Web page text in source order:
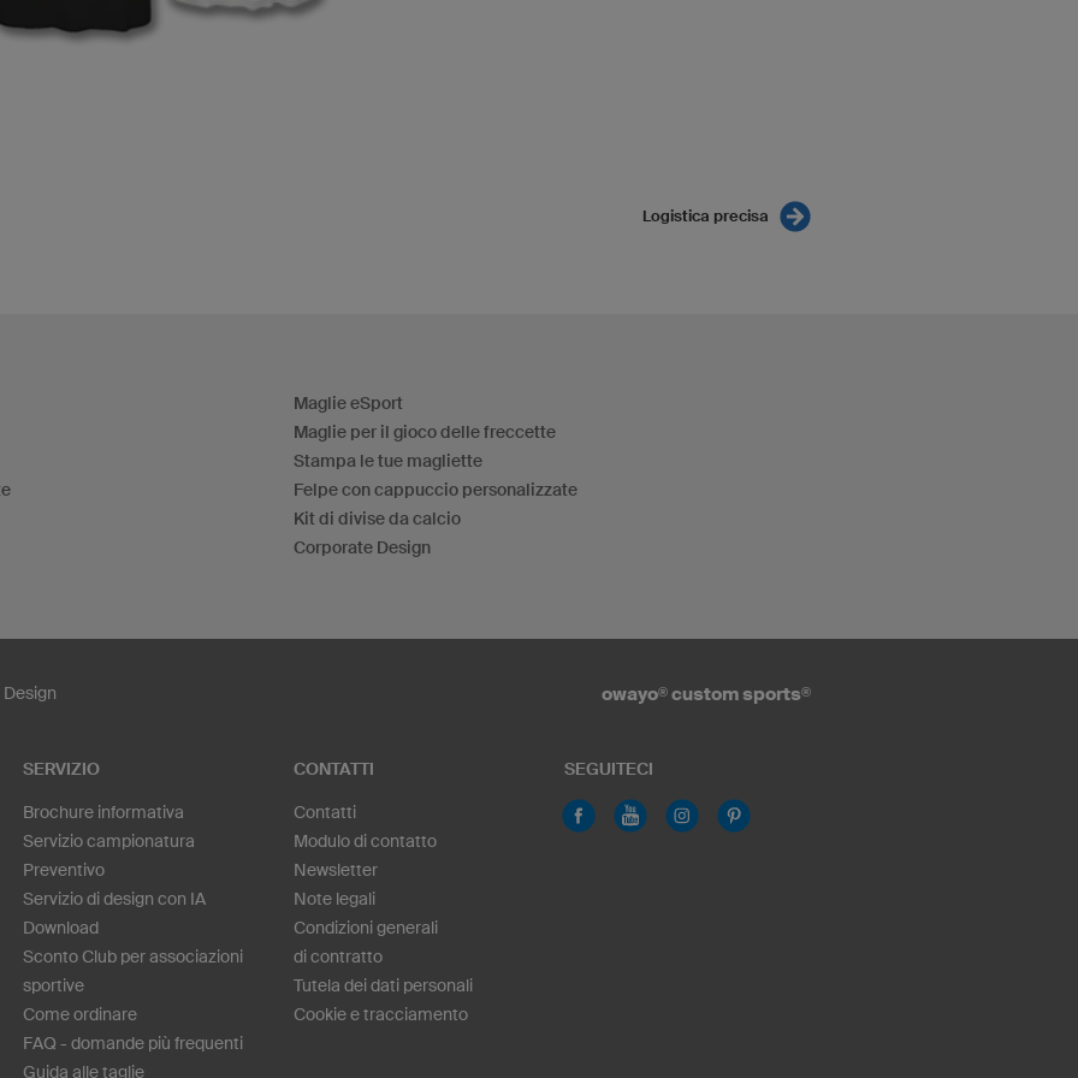
Logistica precisa
Maglie eSport
Maglie per il gioco delle freccette
Stampa le tue magliette
Felpe con cappuccio personalizzate
Kit di divise da calcio
Corporate Design
Design owayo® custom sports®
SERVIZIO
Brochure informativa
Servizio campionatura
Preventivo
Servizio di design con IA
Download
Sconto Club per associazioni
sportive
Come ordinare
FAQ - domande più frequenti
Guida alle taglie
CONTATTI
Contatti
Modulo di contatto
Newsletter
Note legali
Condizioni generali
di contratto
Tutela dei dati personali
Cookie e tracciamento
SEGUITECI